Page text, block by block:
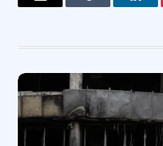
لينكدإن Tumblr
البريد